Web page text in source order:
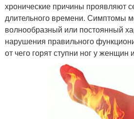
хронические причины проявляют
длительного времени. Симптомы
волнообразный или постоянный
нарушения правильного
от чего горят ступни ног у женщин